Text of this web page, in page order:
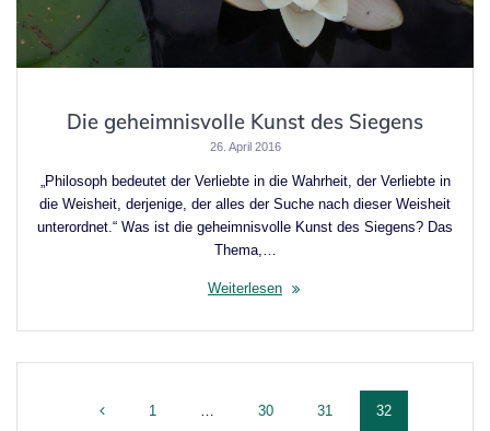
Die geheimnisvolle Kunst des Siegens
26. April 2016
„Philosoph bedeutet der Verliebte in die Wahrheit, der Verliebte in
die Weisheit, derjenige, der alles der Suche nach dieser Weisheit
unterordnet.“ Was ist die geheimnisvolle Kunst des Siegens? Das
Thema,…
Weiterlesen
Seite
1 … Seite
30 Seite
31 Seite
32